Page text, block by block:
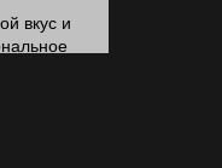
вкус и